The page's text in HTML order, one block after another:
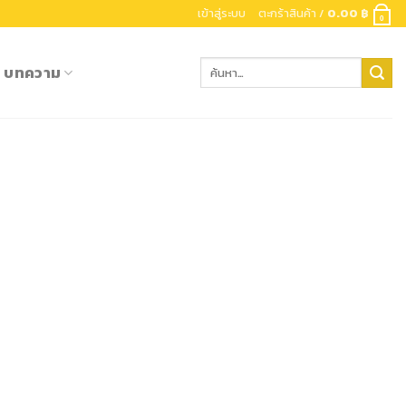
เข้าสู่ระบบ ตะกร้าสินค้า / 0.00 ฿ 0
บทความ ค้นหา: